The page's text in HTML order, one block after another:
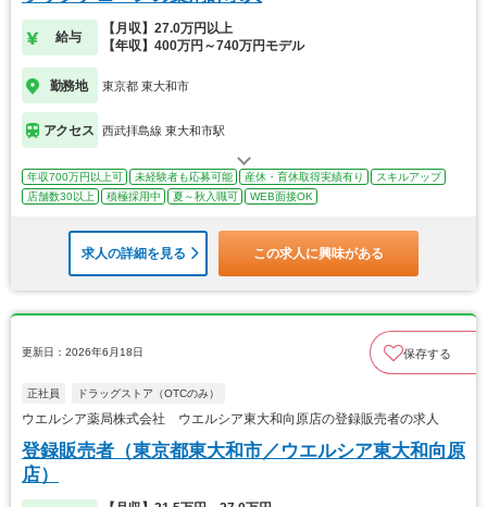
給与
【月収】27.0万円以上
【年収】400万円～740万円モデル
勤務地 東京都 東大和市
アクセス 西武拝島線 東大和市駅
年収700万円以上可 未経験者も応募可能 産休・育休取得実績有り
スキルアップ
店舗数30以上
積極採用中 夏～秋入職可 WEB面接OK
求人の詳細を見る この求人に興味がある
更新日：2026年6月18日 保存する
正社員 ドラッグストア（OTCのみ）
ウエルシア薬局株式会社 ウエルシア東大和向原店の登録販売者の求人
登録販売者（東京都東大和市／ウエルシア東大和向原
店）